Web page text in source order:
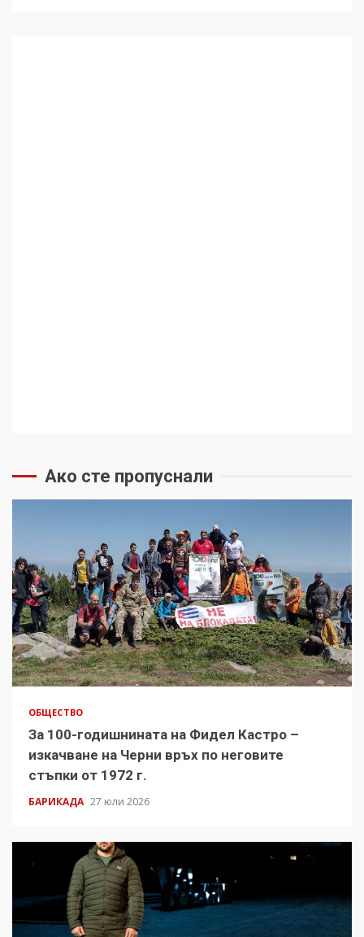
Ако сте пропуснали
ОБЩЕСТВО
За 100-годишнината на Фидел Кастро –
изкачване на Черни връх по неговите
стъпки от 1972 г.
БАРИКАДА 27 юли 2026